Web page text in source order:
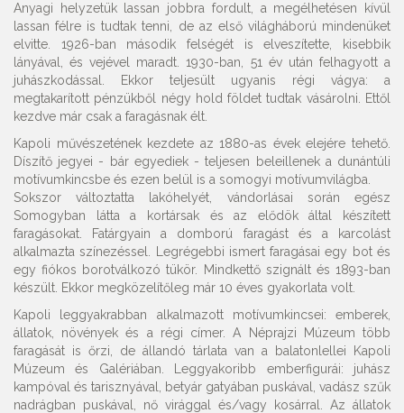
Anyagi helyzetük lassan jobbra fordult, a megélhetésen kívül
lassan félre is tudtak tenni, de az első világháború mindenüket
elvitte. 1926-ban második felségét is elveszítette, kisebbik
lányával, és vejével maradt. 1930-ban, 51 év után felhagyott a
juhászkodással. Ekkor teljesült ugyanis régi vágya: a
megtakarított pénzükből négy hold földet tudtak vásárolni. Ettől
kezdve már csak a faragásnak élt.
Kapoli művészetének kezdete az 1880-as évek elejére tehető.
Díszítő jegyei - bár egyediek - teljesen beleillenek a dunántúli
motívumkincsbe és ezen belül is a somogyi motívumvilágba.
Sokszor változtatta lakóhelyét, vándorlásai során egész
Somogyban látta a kortársak és az elődök által készített
faragásokat. Fatárgyain a domború faragást és a karcolást
alkalmazta színezéssel. Legrégebbi ismert faragásai egy bot és
egy fiókos borotválkozó tükör. Mindkettő szignált és 1893-ban
készült. Ekkor megközelítőleg már 10 éves gyakorlata volt.
Kapoli leggyakrabban alkalmazott motívumkincsei: emberek,
állatok, növények és a régi címer. A Néprajzi Múzeum több
faragását is őrzi, de állandó tárlata van a balatonlellei Kapoli
Múzeum és Galériában. Leggyakoribb emberfigurái: juhász
kampóval és tarisznyával, betyár gatyában puskával, vadász szűk
nadrágban puskával, nő virággal és/vagy kosárral. Az állatok